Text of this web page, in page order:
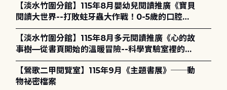
【淡水竹圍分館】115年8月嬰幼兒閱讀推廣《寶貝
閱讀大世界--打敗蛀牙蟲大作戰！0-5歲的口腔照
護全攻略》
【淡水竹圍分館】115年8月多元閱讀推廣《心的故
事樹—從書頁開始的溫暖冒險--科學實驗室裡的放
電章魚》
【鶯歌二甲閱覽室】115年9月《主題書展》──動
物祕密檔案